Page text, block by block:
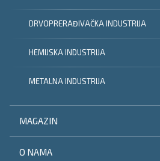
DRVOPRERAĐIVAČKA INDUSTRIJA
HEMIJSKA INDUSTRIJA
METALNA INDUSTRIJA
MAGAZIN
O NAMA